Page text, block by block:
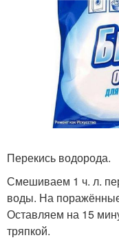
Перекись водорода.
Смешиваем 1 ч. л.
воды. На
Оставляем на 15
тряпкой.